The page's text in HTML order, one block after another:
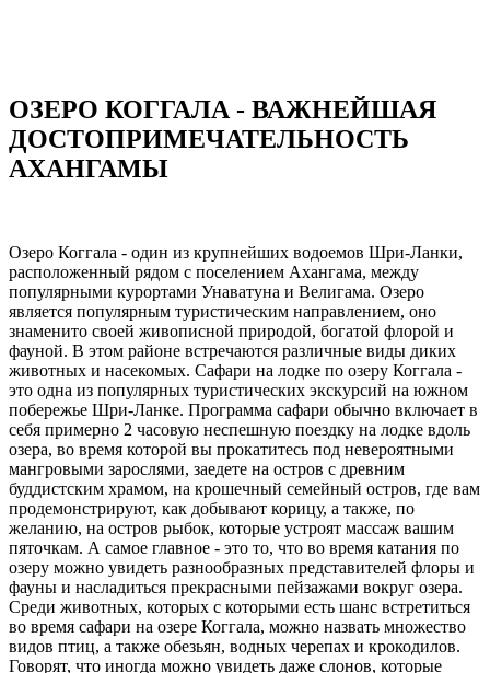
ОЗЕРО КОГГАЛА - ВАЖНЕЙШАЯ
ДОСТОПРИМЕЧАТЕЛЬНОСТЬ
АХАНГАМЫ
Озеро Коггала - один из крупнейших водоемов Шри-Ланки,
расположенный рядом с поселением Ахангама, между
популярными курортами Унаватуна и Велигама. Озеро
является популярным туристическим направлением, оно
знаменито своей живописной природой, богатой флорой и
фауной. В этом районе встречаются различные виды диких
животных и насекомых. Сафари на лодке по озеру Коггала -
это одна из популярных туристических экскурсий на южном
побережье Шри-Ланке. Программа сафари обычно включает в
себя примерно 2 часовую неспешную поездку на лодке вдоль
озера, во время которой вы прокатитесь под невероятными
мангровыми зарослями, заедете на остров с древним
буддистским храмом, на крошечный семейный остров, где вам
продемонстрируют, как добывают корицу, а также, по
желанию, на остров рыбок, которые устроят массаж вашим
пяточкам. А самое главное - это то, что во время катания по
озеру можно увидеть разнообразных представителей флоры и
фауны и насладиться прекрасными пейзажами вокруг озера.
Среди животных, которых с которыми есть шанс встретиться
во время сафари на озере Коггала, можно назвать множество
видов птиц, а также обезьян, водных черепах и крокодилов.
Говорят, что иногда можно увидеть даже слонов, которые